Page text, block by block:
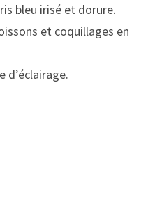
bleu irisé et dorure.
et coquillages en
d’éclairage.